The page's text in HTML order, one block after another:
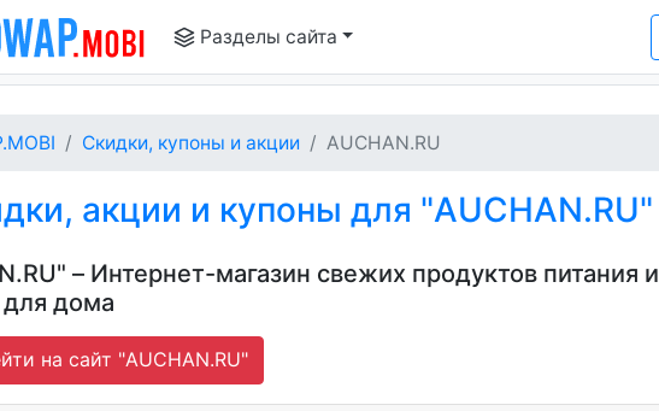
Разделы сайта
Скидки, купоны и акции AUCHAN.RU
акции и купоны для "AUCHAN.RU"
– Интернет-магазин свежих продуктов питания и
для дома
на сайт "AUCHAN.RU"